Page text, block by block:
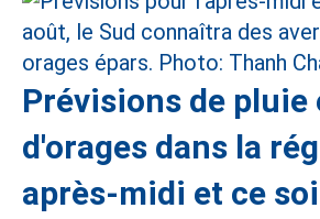
Prévisions de pluie
d'orages dans la
après-midi et ce